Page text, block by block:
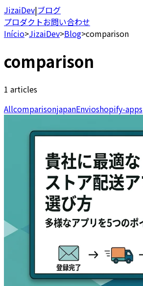
JizaiDev|ブログ
プロダクトお問い合わせ
Início>JizaiDev>Blog>comparison
comparison
1 articles
AllcomparisonjapanEnvioshopify-apps